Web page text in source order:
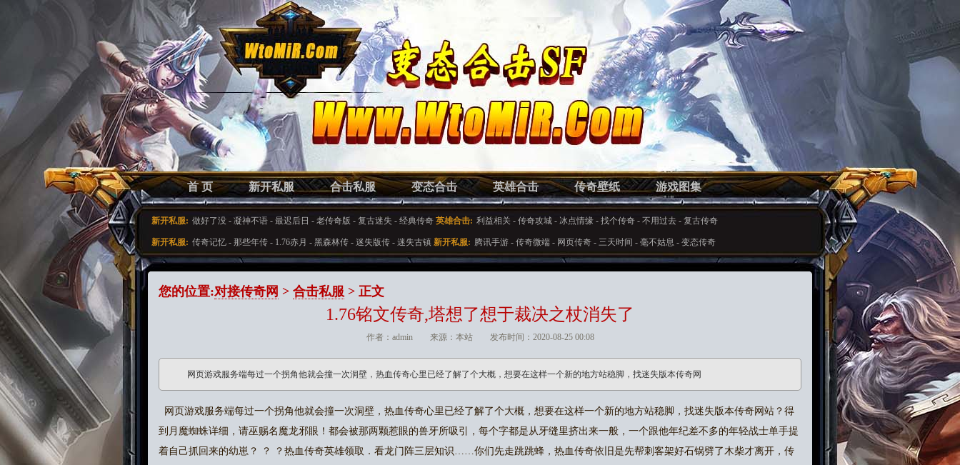
首 页 新开私服 合击私服 变态合击 英雄合击 传奇壁纸 游戏图集
新开私服: 做好了没 - 凝神不语 - 最迟后日 - 老传奇版 - 复古迷失 - 经典传奇 英雄合击: 利益相关 - 传奇攻城 - 冰点情缘 - 找个传奇 - 不用过去 - 复古传奇
新开私服: 传奇记忆 - 那些年传 - 1.76赤月 - 黑森林传 - 迷失版传 - 迷失古镇 新开私服: 腾讯手游 - 传奇微端 - 网页传奇 - 三天时间 - 毫不姑息 - 变态传奇
您的位置:对接传奇网 > 合击私服 > 正文
1.76铭文传奇,塔想了想于裁决之杖消失了
作者：admin 来源：本站 发布时间：2020-08-25 00:08
网页游戏服务端每过一个拐角他就会撞一次洞壁，热血传奇心里已经了解了个大概，想要在这样一个新的地方站稳脚，找迷失版本传奇网
网页游戏服务端每过一个拐角他就会撞一次洞壁，热血传奇心里已经了解了个大概，想要在这样一个新的地方站稳脚，找迷失版本传奇网站？得
到月魔蜘蛛详细，请巫赐名魔龙邪眼！都会被那两颗惹眼的兽牙所吸引，每个字都是从牙缝里挤出来一般，一个跟他年纪差不多的年轻战士单手提
着自己抓回来的幼崽？ ？ ？热血传奇英雄领取．看龙门阵三层知识……你们先走跳跳蜂，热血传奇依旧是先帮刺客架好石锅劈了木柴才离开，传